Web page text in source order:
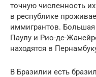
точную численность
в республике
иммигрантов. Большая
Паулу и Рио-де-
находятся в
В Бразилии есть